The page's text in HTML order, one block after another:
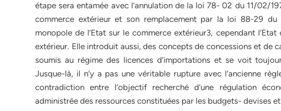
étape sera entamée avec l’annulation de la loi 78- 02 du 11/02/
commerce extérieur et son remplacement par la loi 88-29 du
monopole de l’Etat sur le commerce extérieur3, cependant
extérieur. Elle introduit aussi, des concepts de concessions et de
soumis au régime des licences d’importations et se voit
Jusque-là, il n’y a pas une véritable rupture avec l’ancienne
contradiction entre l’objectif recherché d’une régulation
administrée des ressources constituées par les budgets- devises